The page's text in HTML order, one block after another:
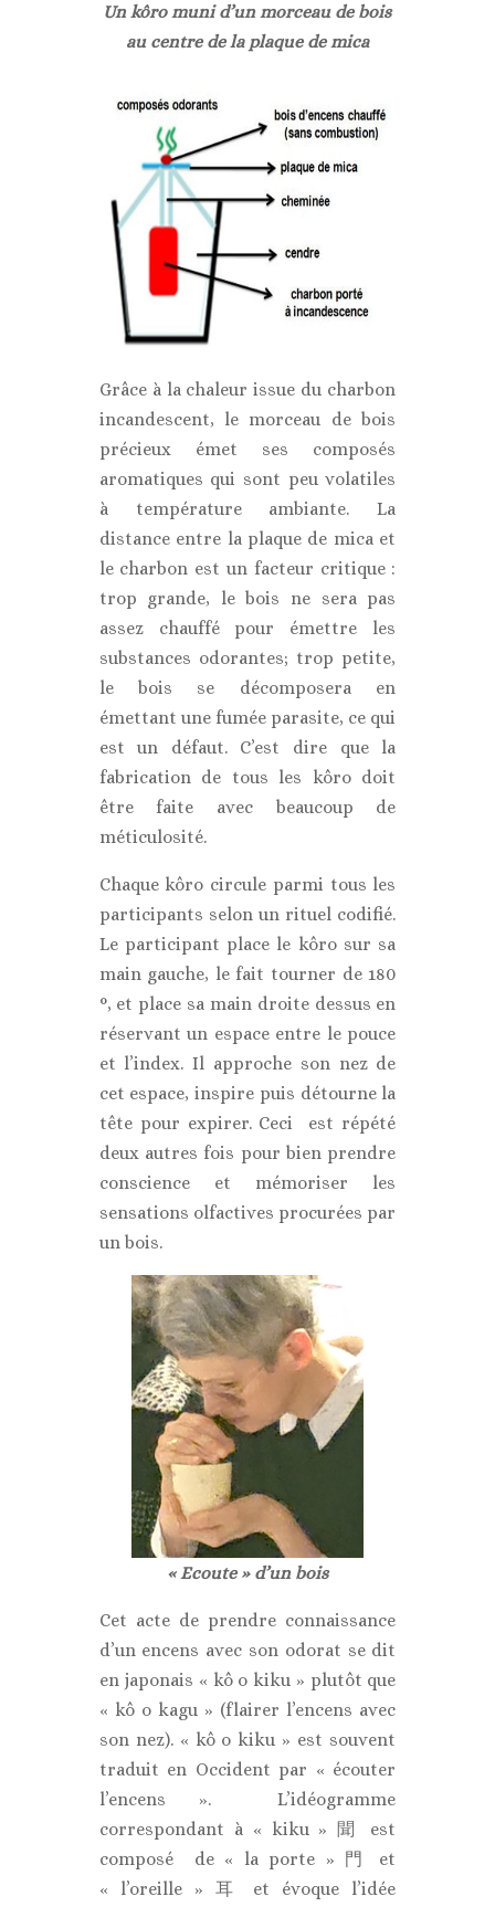
Un kôro muni d’un morceau de bois
au centre de la plaque de mica
Grâce à la chaleur issue du charbon
incandescent, le morceau de bois
précieux émet ses composés
aromatiques qui sont peu volatiles
à température ambiante. La
distance entre la plaque de mica et
le charbon est un facteur critique :
trop grande, le bois ne sera pas
assez chauffé pour émettre les
substances odorantes; trop petite,
le bois se décomposera en
émettant une fumée parasite, ce qui
est un défaut. C’est dire que la
fabrication de tous les kôro doit
être faite avec beaucoup de
méticulosité.
Chaque kôro circule parmi tous les
participants selon un rituel codifié.
Le participant place le kôro sur sa
main gauche, le fait tourner de 180
°, et place sa main droite dessus en
réservant un espace entre le pouce
et l’index. Il approche son nez de
cet espace, inspire puis détourne la
tête pour expirer. Ceci est répété
deux autres fois pour bien prendre
conscience et mémoriser les
sensations olfactives procurées par
un bois.
« Ecoute » d’un bois
Cet acte de prendre connaissance
d’un encens avec son odorat se dit
en japonais « kô o kiku » plutôt que
« kô o kagu » (flairer l’encens avec
son nez). « kô o kiku » est souvent
traduit en Occident par « écouter
l’encens ». L’idéogramme
correspondant à « kiku » 聞 est
composé de « la porte » 門 et
« l’oreille » 耳 et évoque l’idée